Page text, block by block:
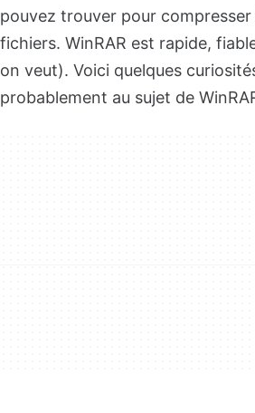
pouvez trouver pour
fichiers. WinRAR est rapide,
on veut). Voici quelques
probablement au sujet de